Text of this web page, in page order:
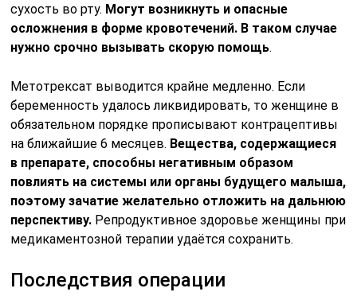
сухость во рту. Могут возникнуть и опасные
осложнения в форме кровотечений. В таком случае
нужно срочно вызывать скорую помощь.
Метотрексат выводится крайне медленно. Если
беременность удалось ликвидировать, то женщине в
обязательном порядке прописывают контрацептивы
на ближайшие 6 месяцев. Вещества, содержащиеся
в препарате, способны негативным образом
повлиять на системы или органы будущего малыша,
поэтому зачатие желательно отложить на дальнюю
перспективу. Репродуктивное здоровье женщины при
медикаментозной терапии удаётся сохранить.
Последствия операции